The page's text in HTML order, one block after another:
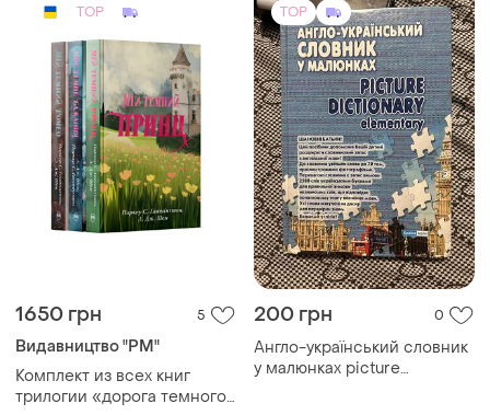
TOP
1650 грн 5
Видавництво "РМ"
Комплект из всех книг
трилогии «дорога темного
TOP
200 грн 0
Англо-український словник
у малюнках picture